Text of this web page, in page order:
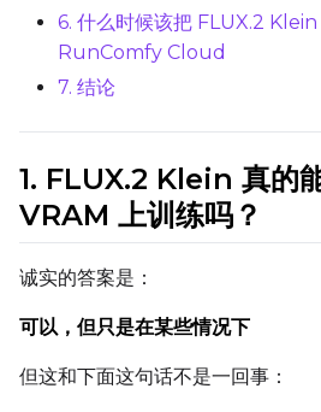
6. 什么时候该把 FLUX.2 Klein
RunComfy Cloud
7. 结论
1. FLUX.2 Klein 真的
VRAM 上训练吗？
诚实的答案是：
可以，但只是在某些情况下
但这和下面这句话不是一回事：